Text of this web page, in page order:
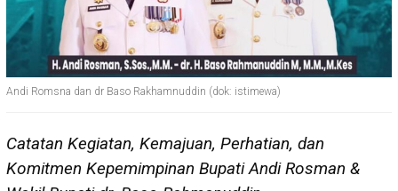
Andi Romsna dan dr Baso Rakhamnuddin (dok: istimewa)
Catatan Kegiatan, Kemajuan, Perhatian, dan
Komitmen Kepemimpinan Bupati Andi Rosman &